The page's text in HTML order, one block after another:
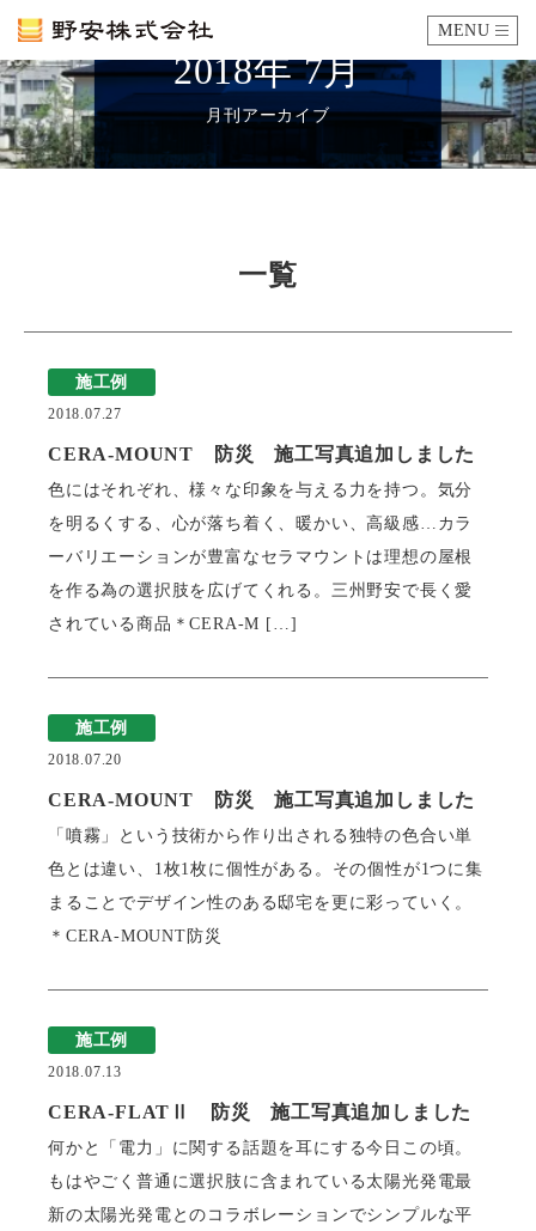
MENU
カタログ
企業情報
採用情報
エントリーフォーム 先輩社員の声
瓦猫
開発ストーリー 商品情報 Kawara Collaboration
プライバシーポリシー サイトマップ
2018年 7月
月刊アーカイブ
一覧
施工例
2018.07.27
CERA-MOUNT 防災 施工写真追加しました
色にはそれぞれ、様々な印象を与える力を持つ。気分
を明るくする、心が落ち着く、暖かい、高級感…カラ
ーバリエーションが豊富なセラマウントは理想の屋根
を作る為の選択肢を広げてくれる。三州野安で長く愛
されている商品＊CERA-M […]
施工例
2018.07.20
CERA-MOUNT 防災 施工写真追加しました
「噴霧」という技術から作り出される独特の色合い単
色とは違い、1枚1枚に個性がある。その個性が1つに集
まることでデザイン性のある邸宅を更に彩っていく。
＊CERA-MOUNT防災
施工例
2018.07.13
CERA-FLATⅡ 防災 施工写真追加しました
何かと「電力」に関する話題を耳にする今日この頃。
もはやごく普通に選択肢に含まれている太陽光発電最
新の太陽光発電とのコラボレーションでシンプルな平